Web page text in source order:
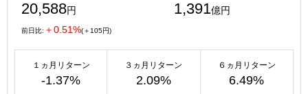
20,588円 1,391億円
前日比: ＋0.51%(＋105円)
１ヵ月リターン
-1.37%
３ヵ月リターン
2.09%
６ヵ月リターン
6.49%